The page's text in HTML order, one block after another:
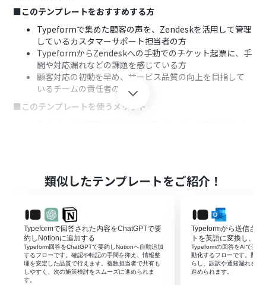
■このテンプレートをおすすめする方
Typeformで集めた顧客の声を、Zendeskを活用して管理
しているカスタマーサポート担当者の方
TypeformからZendeskへの手動でのチケット起票に、手
間や対応漏れなどの課題を感じている方
顧客対応の初動を早め、サービス品質の向上を目指して
いるチームの責任者の方
■このテンプレートを使うメリット
ます
はじめに、TypeformとZendeskをYoomと連携します
次に、トリガーでTypeformを選択し、「フォームが送信
されたら」というアクションを設定します
次に、オペレーションで「分岐機能」を設定し、特定の
回答があった場合に後続のアクションが実行されるよう、
条件を指定します
類似したテンプレートをご紹介！
Typeformで回答された内容をChatGPTで要
約しNotionに追加する
Typeform回答をChatGPTで要約しNotionへ自動追加
するフローです。確認や転記の手間を抑え、情報整
理を安定した品質で行えます。複数担当者で共有も
しやすく、次の施策検討をスムーズに進められま
す。
Typeformから送信さ
トを英語に変換し、
Typeformの回答をAIで英
動化するフローです。翻訳
らし、誤訳や通知漏れを防
進められます。